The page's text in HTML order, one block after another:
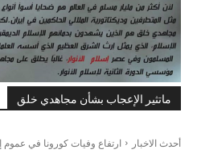
ماتثير الإعجاب بشأن مجاهدي خلق
أحدث الاخبار ارتفاع وفیات کورونا في عموم إيران